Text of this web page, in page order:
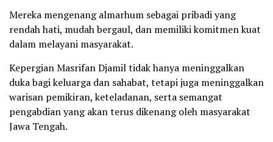
Mereka mengenang almarhum sebagai pribadi yang
rendah hati, mudah bergaul, dan memiliki komitmen kuat
dalam melayani masyarakat.
Kepergian Masrifan Djamil tidak hanya meninggalkan
duka bagi keluarga dan sahabat, tetapi juga meninggalkan
warisan pemikiran, keteladanan, serta semangat
pengabdian yang akan terus dikenang oleh masyarakat
Jawa Tengah.